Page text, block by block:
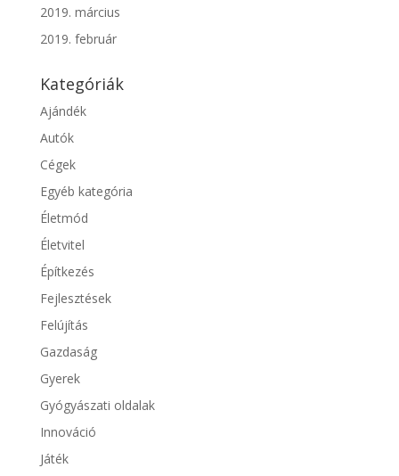
2019. március
2019. február
Kategóriák
Ajándék
Autók
Cégek
Egyéb kategória
Életmód
Életvitel
Építkezés
Fejlesztések
Felújítás
Gazdaság
Gyerek
Gyógyászati oldalak
Innováció
Játék